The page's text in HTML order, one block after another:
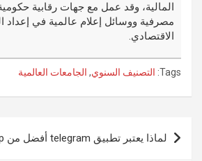
المالية، وقد عمل مع جهات رقابية
مصرفية ووسائل إعلام عالمية في إعداد
الاقتصادي.
Tags: التصنيف السنوي, الجامعات العالمية
تصفّح
المقالات
لماذا يعتبر تطبيق telegram أفضل من WhatsApp